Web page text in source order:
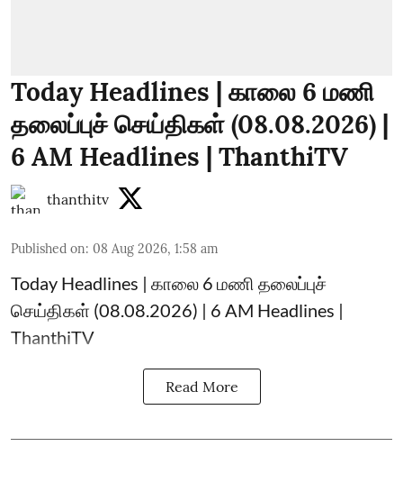
Today Headlines | காலை 6 மணி
தலைப்புச் செய்திகள் (08.08.2026) |
6 AM Headlines | ThanthiTV
thanthitv
Published on: 08 Aug 2026, 1:58 am
Today Headlines | காலை 6 மணி தலைப்புச்
செய்திகள் (08.08.2026) | 6 AM Headlines |
ThanthiTV
Read More